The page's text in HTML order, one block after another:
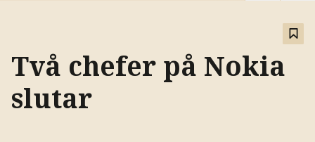
Två chefer på Nokia
slutar